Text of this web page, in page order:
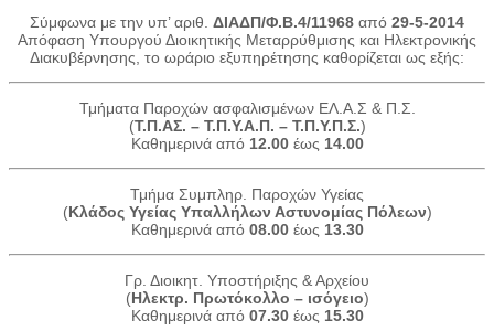
Σύμφωνα με την υπ’ αριθ. ΔΙΑΔΠ/Φ.Β.4/11968 από 29-5-2014
Απόφαση Υπουργού Διοικητικής Μεταρρύθμισης και Ηλεκτρονικής
Διακυβέρνησης, το ωράριο εξυπηρέτησης καθορίζεται ως εξής:
Τμήματα Παροχών ασφαλισμένων ΕΛ.Α.Σ & Π.Σ.
(Τ.Π.ΑΣ. – Τ.Π.Υ.Α.Π. – Τ.Π.Υ.Π.Σ.)
Καθημερινά από 12.00 έως 14.00
Τμήμα Συμπληρ. Παροχών Υγείας
(Κλάδος Υγείας Υπαλλήλων Αστυνομίας Πόλεων)
Καθημερινά από 08.00έως 13.30
Γρ. Διοικητ. Υποστήριξης & Αρχείου
(Ηλεκτρ. Πρωτόκολλο – ισόγειο)
Καθημερινά από 07.30έως 15.30